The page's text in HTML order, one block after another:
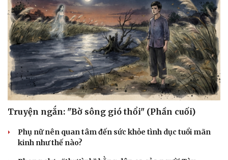
Truyện ngắn: "Bờ sông gió thổi" (Phần cuối)
Phụ nữ nên quan tâm đến sức khỏe tình dục tuổi mãn
kinh như thế nào?